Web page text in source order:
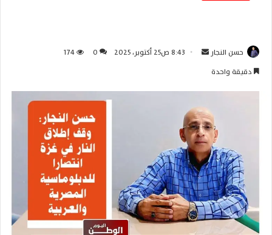
حسن النجار
ب
ر
ي
د
ا
إ
ل
ك
8:43 ص25 أكتوبر، 2025 0
174
دقيقة واحدة